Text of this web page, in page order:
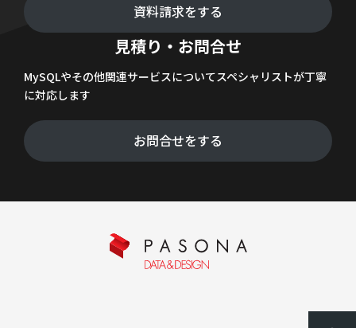
資料請求をする
見積り・お問合せ
MySQLやその他関連サービスについてスペシャリストが丁寧
に対応します
お問合せをする